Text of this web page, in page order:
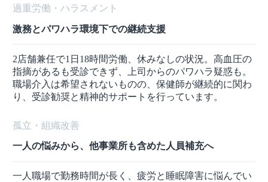
過重労働・ハラスメント
激務とパワハラ環境下での継続支援
2店舗兼任で1日18時間労働、休みなしの状況。高血圧の
指摘があるも受診できず、上司からのパワハラ疑惑も。
職場介入は希望されないものの、保健師が継続的に関わ
り、受診勧奨と精神的サポートを行っています。
孤立・組織改善
一人の悩みから、他事業所も含めた人員補充へ
一人職場で勤務時間が長く、疲労と睡眠障害に悩んでい